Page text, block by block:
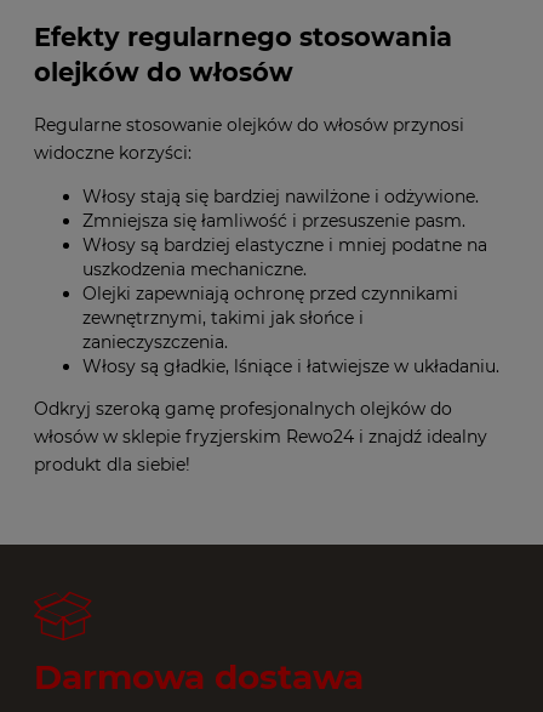
Efekty regularnego stosowania
olejków do włosów
Regularne stosowanie olejków do włosów przynosi
widoczne korzyści:
Włosy stają się bardziej nawilżone i odżywione.
Zmniejsza się łamliwość i przesuszenie pasm.
Włosy są bardziej elastyczne i mniej podatne na
uszkodzenia mechaniczne.
Olejki zapewniają ochronę przed czynnikami
zewnętrznymi, takimi jak słońce i
zanieczyszczenia.
Włosy są gładkie, lśniące i łatwiejsze w układaniu.
Odkryj szeroką gamę profesjonalnych olejków do
włosów w sklepie fryzjerskim Rewo24 i znajdź idealny
produkt dla siebie!
Darmowa dostawa